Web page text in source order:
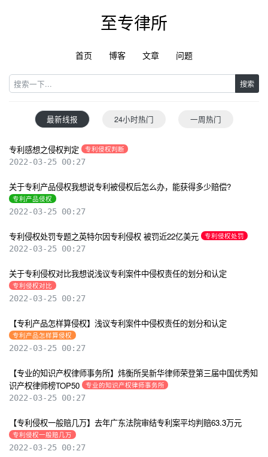
至专律所
首页 博客 文章 问题
搜索
最新线报 24小时热门 一周热门
专利感想之侵权判定 专利侵权判断
2022-03-25 00:27
关于专利产品侵权我想说专利被侵权后怎么办，能获得多少赔偿?
专利产品侵权
2022-03-25 00:27
专利侵权处罚专题之英特尔因专利侵权 被罚近22亿美元 专利侵权处罚
2022-03-25 00:27
关于专利侵权对比我想说浅议专利案件中侵权责任的划分和认定
专利侵权对比
2022-03-25 00:27
【专利产品怎样算侵权】浅议专利案件中侵权责任的划分和认定
专利产品怎样算侵权
2022-03-25 00:27
【专业的知识产权律师事务所】炜衡所吴新华律师荣登第三届中国优秀知
识产权律师榜TOP50
专业的知识产权律师事务所
2022-03-25 00:27
【专利侵权一般赔几万】去年广东法院审结专利案平均判赔63.3万元
专利侵权一般赔几万
2022-03-25 00:27